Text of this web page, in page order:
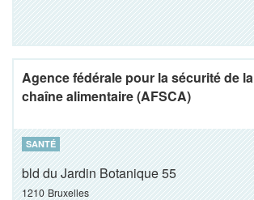
Agence fédérale pour la sécurité de la
chaîne alimentaire (AFSCA)
SANTÉ
bld du Jardin Botanique 55
1210 Bruxelles